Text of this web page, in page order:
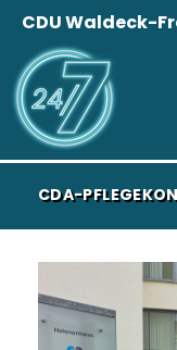
CDU Waldeck-
CDA-